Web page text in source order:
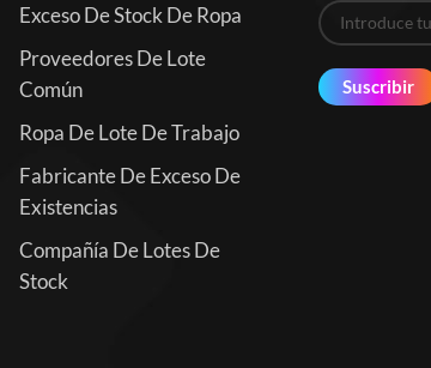
Exceso De Stock De Ropa
Proveedores De Lote
Común
Ropa De Lote De Trabajo
Fabricante De Exceso De
Existencias
Compañía De Lotes De
Stock
Suscribir